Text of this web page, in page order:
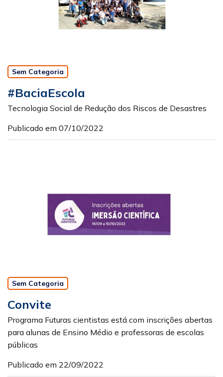
Sem Categoria
#BaciaEscola
Tecnologia Social de Redução dos Riscos de Desastres
Publicado em 07/10/2022
Sem Categoria
Convite
Programa Futuras cientistas está com inscrições abertas
para alunas de Ensino Médio e professoras de escolas
públicas
Publicado em 22/09/2022